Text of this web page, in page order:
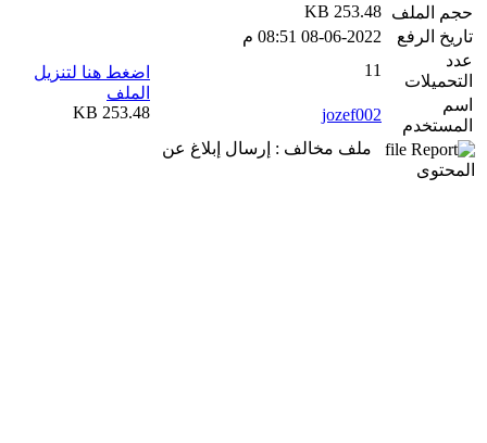
حجم الملف 253.48 KB
تاريخ الرفع
08-06-2022 08:51 م
عدد
التحميلات
11
اسم
المستخدم
jozef002
ملف مخالف : إرسال إبلاغ عن
المحتوى
اضغط هنا لتنزيل
الملف
253.48 KB